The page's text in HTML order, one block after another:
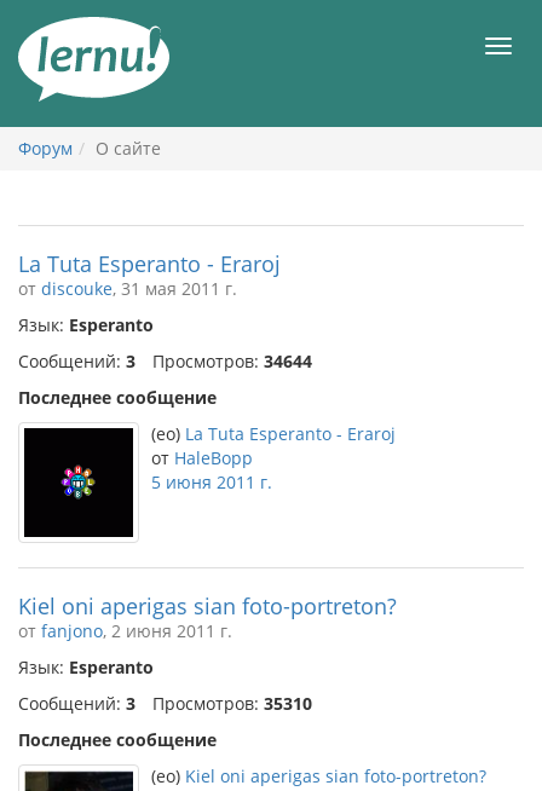
содержанию
Форум О сайте
La Tuta Esperanto - Eraroj
от discouke, 31 мая 2011 г.
Язык: Esperanto
Сообщений: 3 Просмотров: 34644
Последнее сообщение
(eo) La Tuta Esperanto - Eraroj
от HaleBopp
5 июня 2011 г.
Kiel oni aperigas sian foto-portreton?
от fanjono, 2 июня 2011 г.
Язык: Esperanto
Сообщений: 3 Просмотров: 35310
Последнее сообщение
(eo) Kiel oni aperigas sian foto-portreton?